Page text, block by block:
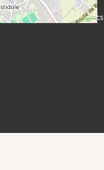
Formulaires
Marchés publics